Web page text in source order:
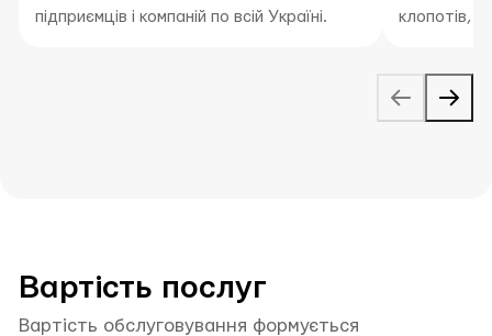
підприємців і компаній по всій Україні.
клопотів,
Вартість послуг
Вартість обслуговування формується